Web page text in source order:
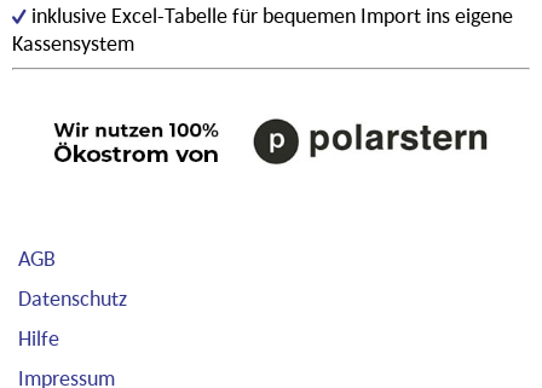
inklusive Excel-Tabelle für bequemen Import ins eigene
Kassensystem
AGB
Datenschutz
Hilfe
Impressum